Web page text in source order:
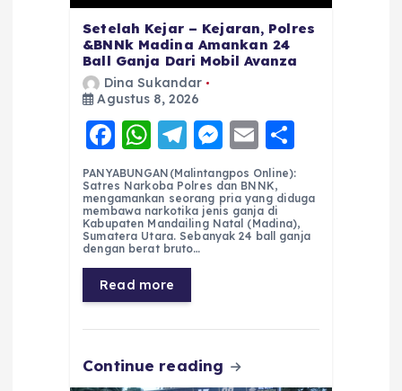
Setelah Kejar – Kejaran, Polres
&BNNk Madina Amankan 24
Ball Ganja Dari Mobil Avanza
Dina Sukandar
Agustus 8, 2026
F
a
c
e
b
o
o
k
W
h
a
ts
A
p
p
T
el
e
g
r
a
m
M
e
ss
e
n
E
m
ai
l
h
a
re
PANYABUNGAN(Malintangpos Online):
Satres Narkoba Polres dan BNNK,
mengamankan seorang pria yang diduga
membawa narkotika jenis ganja di
Kabupaten Mandailing Natal (Madina),
Sumatera Utara. Sebanyak 24 ball ganja
dengan berat bruto…
Read more
Continue reading